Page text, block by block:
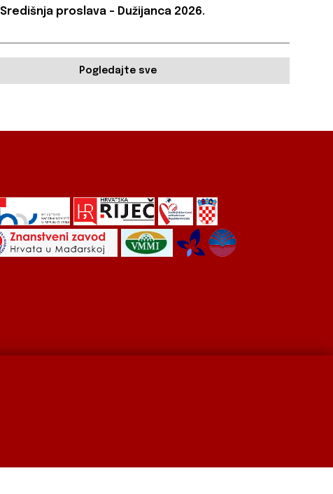
Središnja proslava – Dužijanca 2026.
Pogledajte sve